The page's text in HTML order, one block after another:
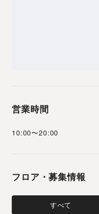
営業時間
10:00〜20:00
フロア・募集情報
すべて